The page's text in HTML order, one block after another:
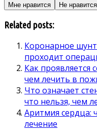
Мне нравится Не нравится
Related posts:
Коронарное
проходит
Как проявляется
чем лечить в
Что означает
что нельзя, чем
Аритмия сердца:
лечение